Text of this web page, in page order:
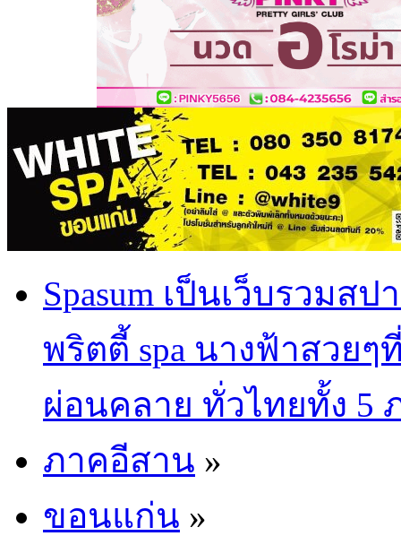
Spasum เป็นเว็บรวม
พริตตี้ spa นางฟ้าสวย
ผ่อนคลาย ทั่วไทยทั้ง 5
ภาคอีสาน »
ขอนแก่น »